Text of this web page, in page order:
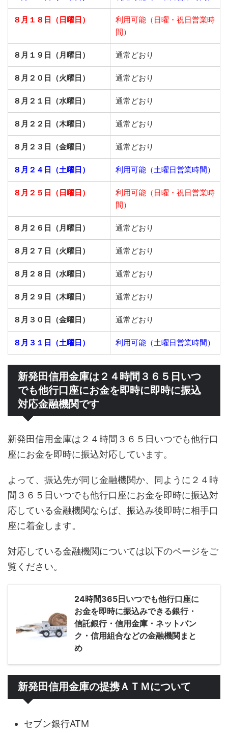
８月１８日（日曜日）
利用可能（日曜・祝日営業時
間）
８月１９日（月曜日） 通常どおり
８月２０日（火曜日） 通常どおり
８月２１日（水曜日） 通常どおり
８月２２日（木曜日） 通常どおり
８月２３日（金曜日） 通常どおり
８月２４日（土曜日） 利用可能（土曜日営業時間）
８月２５日（日曜日）
利用可能（日曜・祝日営業時
間）
８月２６日（月曜日） 通常どおり
８月２７日（火曜日） 通常どおり
８月２８日（水曜日） 通常どおり
８月２９日（木曜日） 通常どおり
８月３０日（金曜日） 通常どおり
８月３１日（土曜日） 利用可能（土曜日営業時間）
新発田信用金庫は２４時間３６５日いつ
でも他行口座にお金を即時に即時に振込
対応金融機関です
新発田信用金庫は２４時間３６５日いつでも他行口
座にお金を即時に振込対応しています。
よって、振込先が同じ金融機関か、同ように２４時
間３６５日いつでも他行口座にお金を即時に振込対
応している金融機関ならば、振込み後即時に相手口
座に着金します。
対応している金融機関については以下のページをご
覧ください。
24時間365日いつでも他行口座に
お金を即時に振込みできる銀行・
信託銀行・信用金庫・ネットバン
ク・信用組合などの金融機関まと
め
新発田信用金庫の提携ＡＴＭについて
セブン銀行ATM